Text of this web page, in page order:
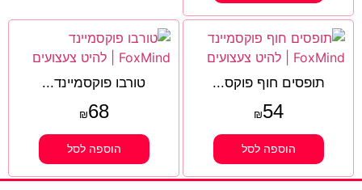
תופסים חוף פוקס...
₪54
הוספה לסל
טורבו פוקסמיינד...
₪68
הוספה לסל